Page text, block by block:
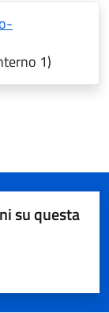
1)
su questa